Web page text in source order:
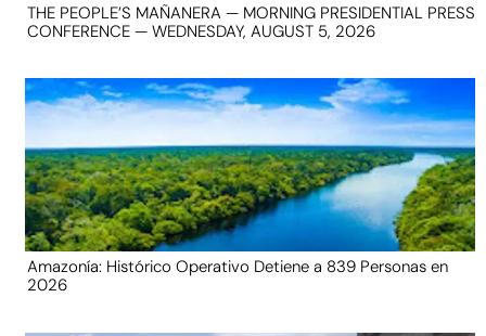
THE PEOPLE’S MAÑANERA — MORNING PRESIDENTIAL PRESS
CONFERENCE — WEDNESDAY, AUGUST 5, 2026
Amazonía: Histórico Operativo Detiene a 839 Personas en
2026